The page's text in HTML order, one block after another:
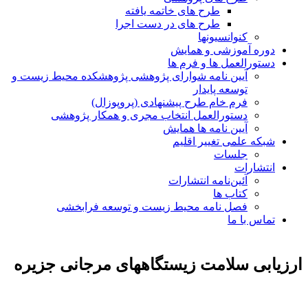
طرح های خاتمه یافته
طرح های در دست اجرا
کنوانسیونها
دوره آموزشی و همایش
دستورالعمل ها و فرم ها
آیین نامه شوارای پژوهشی پژوهشکده محیط زیست و
توسعه پایدار
فرم خام طرح پیشنهادی (پروپوزال)
دستورالعمل انتخاب مجری و همکار پژوهشی
آیین نامه ها همایش
شبکه علمی تغییر اقلیم
جلسات
انتشارات
آئین‌نامه انتشارات
کتاب ها
فصل نامه محیط زیست و توسعه فرابخشی
تماس با ما
ارزیابی سلامت زیستگاههای مرجانی جزیره